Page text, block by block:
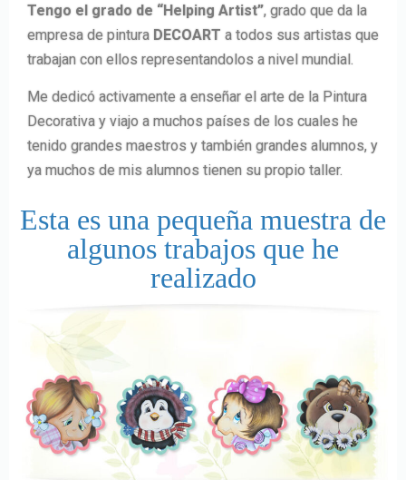
Tengo el grado de “Helping Artist”, grado que da la
empresa de pintura DECOART a todos sus artistas que
trabajan con ellos representandolos a nivel mundial.
Me dedicó activamente a enseñar el arte de la Pintura
Decorativa y viajo a muchos países de los cuales he
tenido grandes maestros y también grandes alumnos, y
ya muchos de mis alumnos tienen su propio taller.
Esta es una pequeña muestra de
algunos trabajos que he
realizado